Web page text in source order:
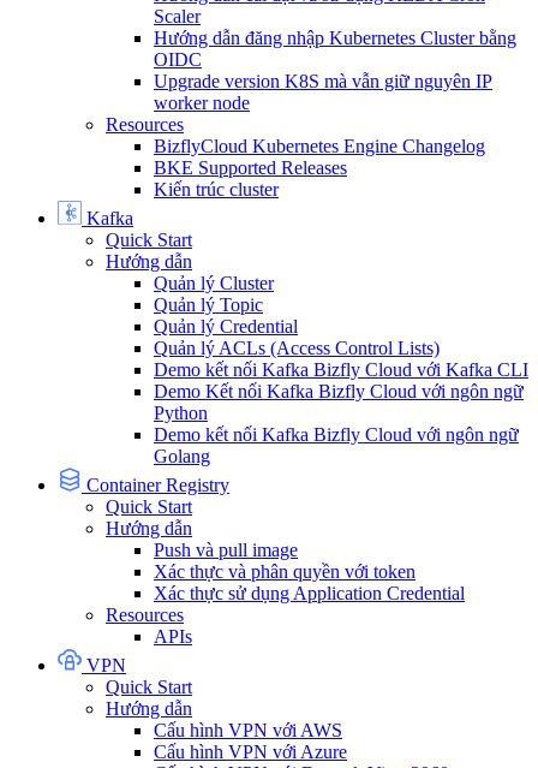
Scaler
Hướng dẫn đăng nhập Kubernetes Cluster bằng
OIDC
Upgrade version K8S mà vẫn giữ nguyên IP
worker node
Resources
BizflyCloud Kubernetes Engine Changelog
BKE Supported Releases
Kiến trúc cluster
Kafka
Quick Start
Hướng dẫn
Quản lý Cluster
Quản lý Topic
Quản lý Credential
Quản lý ACLs (Access Control Lists)
Demo kết nối Kafka Bizfly Cloud với Kafka CLI
Demo Kết nối Kafka Bizfly Cloud với ngôn ngữ
Python
Demo kết nối Kafka Bizfly Cloud với ngôn ngữ
Golang
Container Registry
Quick Start
Hướng dẫn
Push và pull image
Xác thực và phân quyền với token
Xác thực sử dụng Application Credential
Resources
APIs
VPN
Quick Start
Hướng dẫn
Cấu hình VPN với AWS
Cấu hình VPN với Azure